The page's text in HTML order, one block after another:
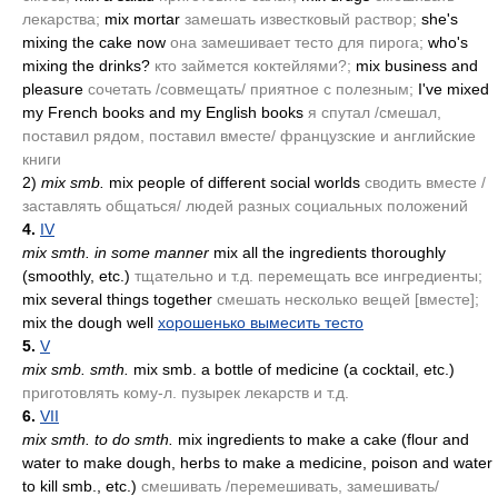
лекарства; mix mortar замешать известковый раствор; she's
mixing the cake now она замешивает тесто для пирога; who's
mixing the drinks? кто займется коктейлями?; mix business and
pleasure сочетать /совмещать/ приятное с полезным; I've mixed
my French books and my English books я спутал /смешал,
поставил рядом, поставил вместе/ французские и английские
книги
2) mix smb. mix people of different social worlds сводить вместе /
заставлять общаться/ людей разных социальных положений
4. IV
mix smth. in some manner mix all the ingredients thoroughly
(smoothly, etc.) тщательно и т.д. перемещать все ингредиенты;
mix several things together смешать несколько вещей [вместе];
mix the dough well хорошенько вымесить тесто
5. V
mix smb. smth.
mix smb. a bottle of medicine (a cocktail, etc.)
приготовлять кому-л. пузырек лекарств и т.д.
6. VII
mix smth. to do smth.
mix ingredients to make a cake (flour and
water to make dough, herbs to make a medicine, poison and water
to kill smb., etc.) смешивать /перемешивать, замешивать/